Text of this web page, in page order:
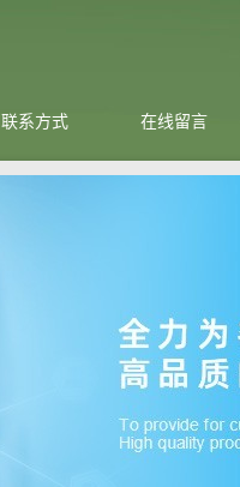
联系方式 在线留言